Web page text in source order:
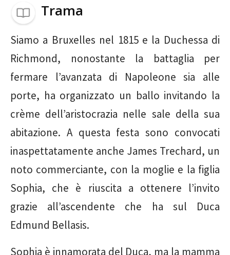
Trama
Siamo a Bruxelles nel 1815 e la Duchessa di
Richmond, nonostante la battaglia per
fermare l’avanzata di Napoleone sia alle
porte, ha organizzato un ballo invitando la
crème dell’aristocrazia nelle sale della sua
abitazione. A questa festa sono convocati
inaspettatamente anche James Trechard, un
noto commerciante, con la moglie e la figlia
Sophia, che è riuscita a ottenere l’invito
grazie all’ascendente che ha sul Duca
Edmund Bellasis.
Sophia è innamorata del Duca, ma la mamma